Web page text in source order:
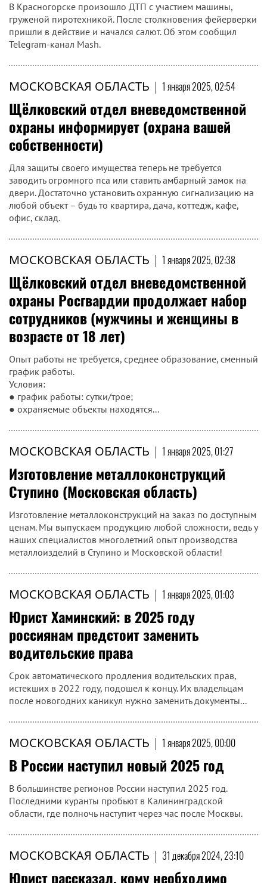
В Красногорске произошло ДТП с участием машины,
груженой пиротехникой. После столкновения фейерверки
пришли в действие и начался салют. Об этом сообщил
Telegram-канал Mash.
МОСКОВСКАЯ ОБЛАСТЬ | 1 января 2025, 02:54
Щёлковский отдел вневедомственной
охраны информирует (охрана вашей
собственности)
Для защиты своего имущества теперь не требуется
заводить огромного пса или ставить амбарный замок на
двери. Достаточно установить охранную сигнализацию на
любой объект – будь то квартира, дача, коттедж, кафе,
офис, склад.
МОСКОВСКАЯ ОБЛАСТЬ | 1 января 2025, 02:38
Щёлковский отдел вневедомственной
охраны Росгвардии продолжает набор
сотрудников (мужчины и женщины в
возрасте от 18 лет)
Опыт работы не требуется, среднее образование, сменный
график работы.
Условия:
● график работы: сутки/трое;
● охраняемые объекты находятся...
МОСКОВСКАЯ ОБЛАСТЬ | 1 января 2025, 01:27
Изготовление металлоконструкций
Ступино (Московская область)
Изготовление металлоконструкций на заказ по доступным
ценам. Мы выпускаем продукцию любой сложности, ведь у
наших специалистов многолетний опыт производства
металлоизделий в Ступино и Московской области!
МОСКОВСКАЯ ОБЛАСТЬ | 1 января 2025, 01:03
Юрист Хаминский: в 2025 году
россиянам предстоит заменить
водительские права
Срок автоматического продления водительских прав,
истекших в 2022 году, подошел к концу. Их владельцам
после новогодних каникул нужно заменить документы...
МОСКОВСКАЯ ОБЛАСТЬ | 1 января 2025, 00:00
В России наступил новый 2025 год
В большинстве регионов России наступил 2025 год.
Последними куранты пробьют в Калининградской
области, где полночь наступит через час после Москвы.
МОСКОВСКАЯ ОБЛАСТЬ | 31 декабря 2024, 23:10
Юрист рассказал, кому необходимо